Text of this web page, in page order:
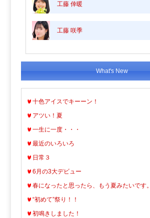
工藤 倖暖
工藤 咲季
What's New
十色アイスでキーーン！
アツい！夏
一生に一度・・・
最近のいろいろ
日常３
6月の3大デビュー
春になったと思ったら、もう夏みたいです。
“初めて”祭り！！
初鳴きしました！